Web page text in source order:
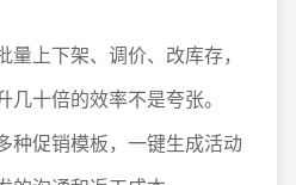
量上下架、调价、改库存，
十倍的效率不是夸张。
种促销模板，一键生成活动